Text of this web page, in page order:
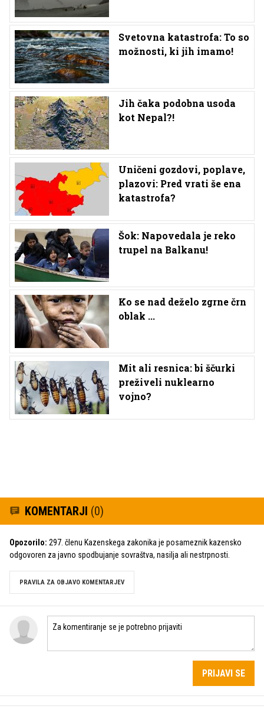
Svetovna katastrofa: To so
možnosti, ki jih imamo!
Jih čaka podobna usoda
kot Nepal?!
Uničeni gozdovi, poplave,
plazovi: Pred vrati še ena
katastrofa?
Šok: Napovedala je reko
trupel na Balkanu!
Ko se nad deželo zgrne črn
oblak ...
Mit ali resnica: bi ščurki
preživeli nuklearno
vojno?
KOMENTARJI (0)
Opozorilo: 297. členu Kazenskega zakonika je posameznik kazensko
odgovoren za javno spodbujanje sovraštva, nasilja ali nestrpnosti.
PRAVILA ZA OBJAVO KOMENTARJEV
PRIJAVI SE